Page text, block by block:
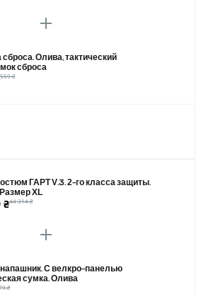
Олива, тактический
сброса
559 ₴
ГАРТ V.3. 2-го класса защиты.
XL
₴44 314 ₴
С велкро-панелью
сумка. Олива
₴